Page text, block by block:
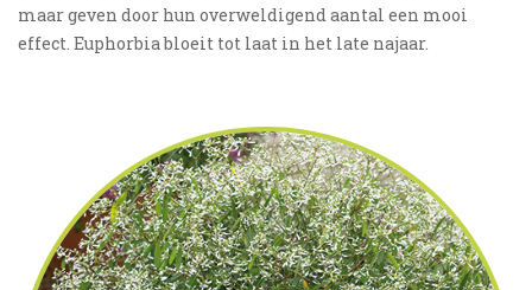
maar geven door hun overweldigend aantal een mooi
effect. Euphorbia bloeit tot laat in het late najaar.